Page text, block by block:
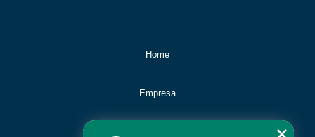
Home
Empresa